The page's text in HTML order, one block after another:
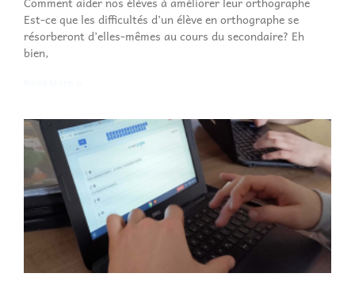
Est-ce que les difficultés d’un élève en orthographe se
résorberont d’elles-mêmes au cours du secondaire? Eh
bien,